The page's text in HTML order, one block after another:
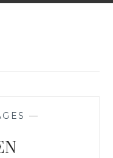
—